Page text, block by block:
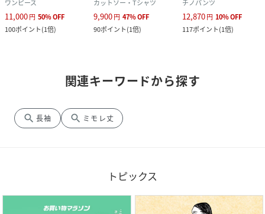
ワンピース
11,000円 50%OFF
100ポイント(1倍)
カットソー・Tシャツ
9,900円 47%OFF
90ポイント(1倍)
チノパンツ
12,870円 10%OFF
117ポイント(1倍)
関連キーワードから探す
search 長袖 search ミモレ丈
トピックス